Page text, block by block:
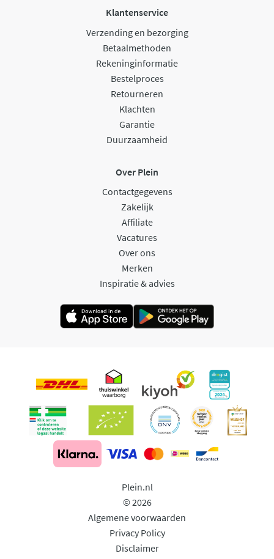
Klantenservice
Verzending en bezorging
Betaalmethoden
Rekeninginformatie
Bestelproces
Retourneren
Klachten
Garantie
Duurzaamheid
Over Plein
Contactgegevens
Zakelijk
Affiliate
Vacatures
Over ons
Merken
Inspiratie & advies
Plein.nl
© 2026
Algemene voorwaarden
Privacy Policy
Disclaimer